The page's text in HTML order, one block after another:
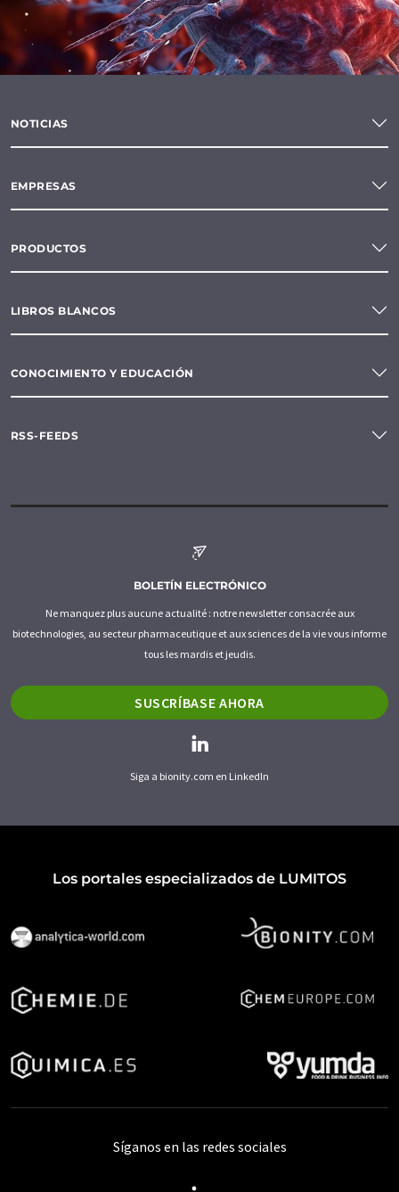
NOTICIAS
EMPRESAS
PRODUCTOS
LIBROS BLANCOS
CONOCIMIENTO Y EDUCACIÓN
RSS-FEEDS
BOLETÍN ELECTRÓNICO
Ne manquez plus aucune actualité : notre newsletter consacrée aux
biotechnologies, au secteur pharmaceutique et aux sciences de la vie vous informe
tous les mardis et jeudis.
SUSCRÍBASE AHORA
Siga a bionity.com en LinkedIn
Los portales especializados de LUMITOS
Síganos en las redes sociales